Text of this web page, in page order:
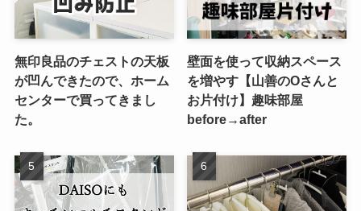
無印良品のチェストの天板
が凹んできたので、ホーム
センターで買ってきまし
た。
壁面を使って収納スペース
を増やす【山善のOさんと
お片付け】趣味部屋
before→after